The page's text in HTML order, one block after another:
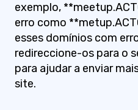
exemplo,
erro como
esses domínios com
redireccione-os para o
para ajudar a enviar
site.